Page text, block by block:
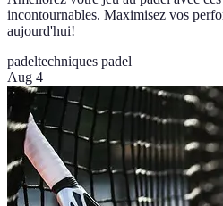
incontournables. Maximisez vos
aujourd'hui!
padeltechniques padel
Aug 4